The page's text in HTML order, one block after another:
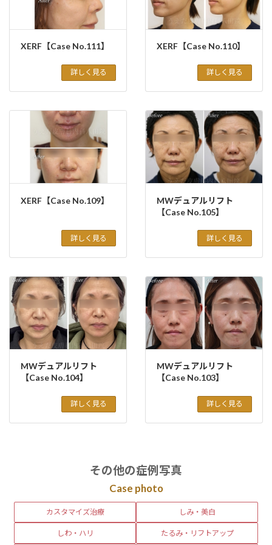
XERF【Case No.111】
詳しく見る
XERF【Case No.110】
詳しく見る
XERF【Case No.109】
詳しく見る
MWデュアルリフト
【Case No.105】
詳しく見る
MWデュアルリフト
【Case No.104】
詳しく見る
MWデュアルリフト
【Case No.103】
詳しく見る
その他の症例写真
Case photo
カスタマイズ治療 しみ・美白
しわ・ハリ たるみ・リフトアップ